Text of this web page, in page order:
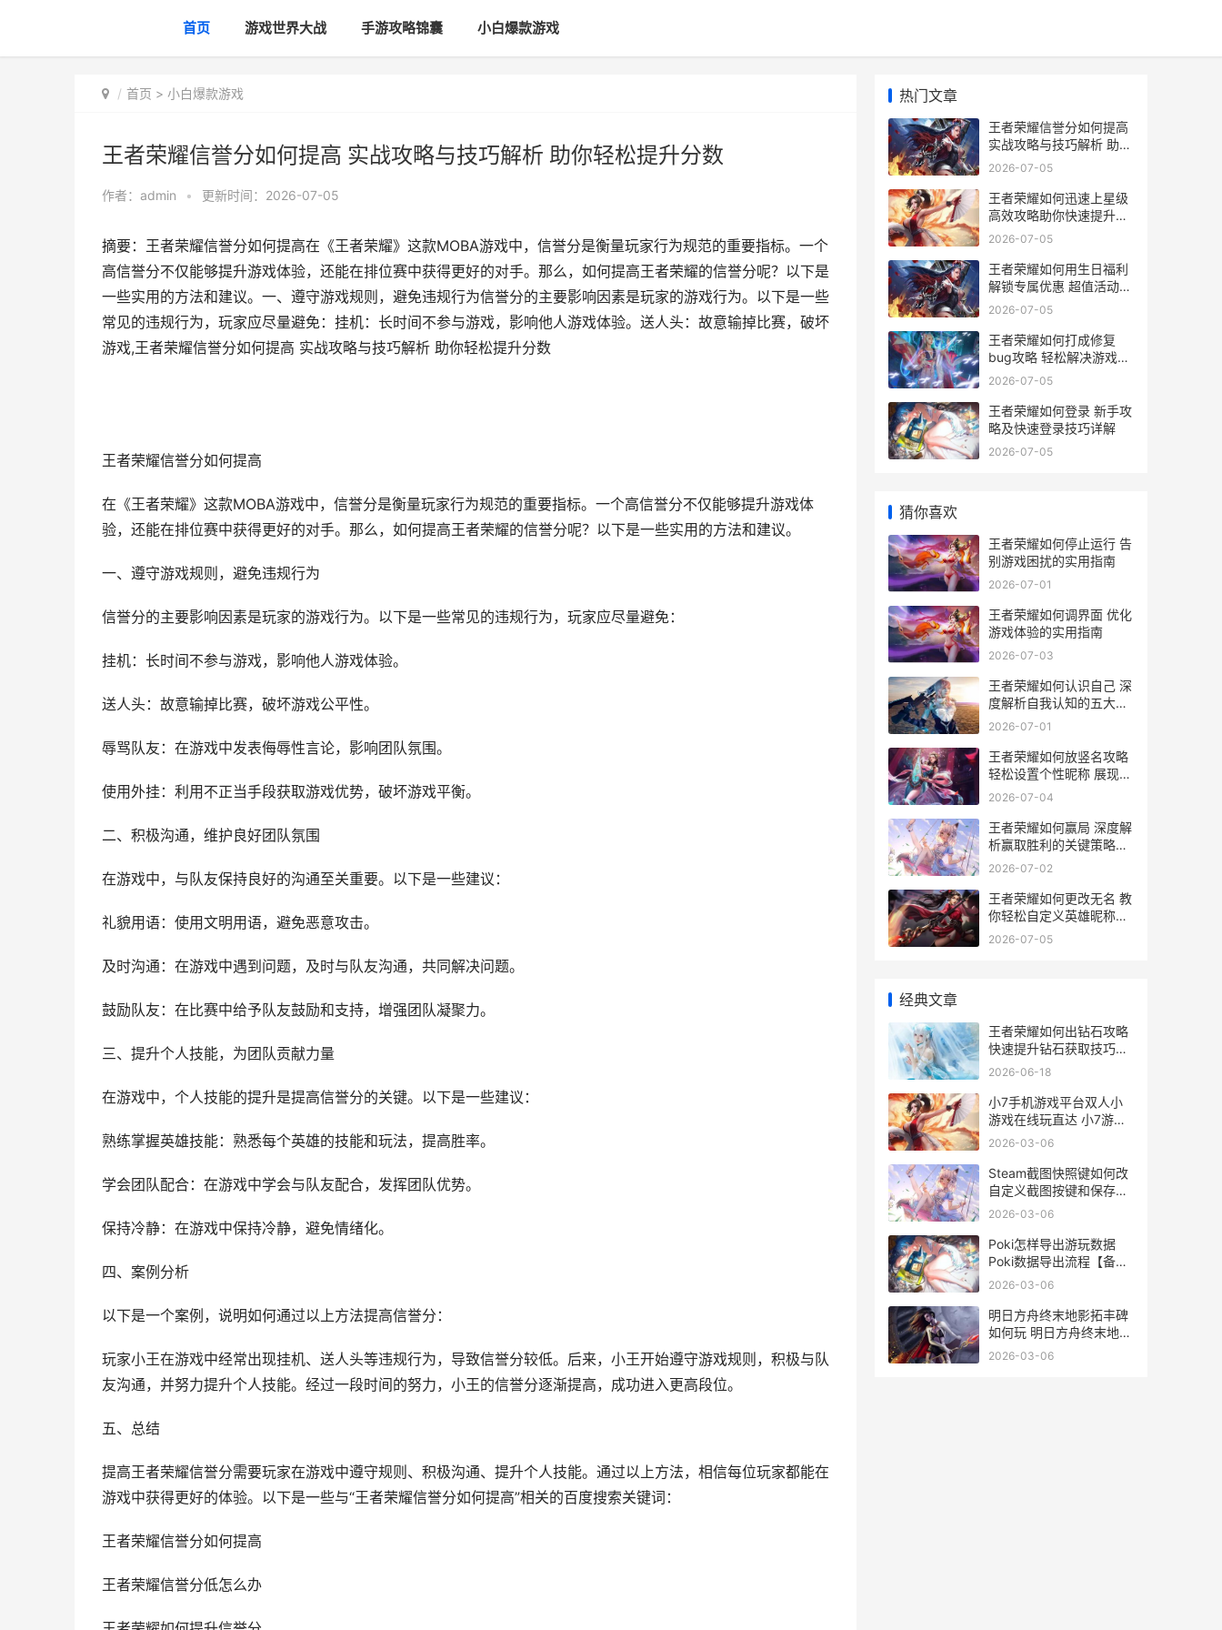
首页 游戏世界大战 手游攻略锦囊 小白爆款游戏
首页 > 小白爆款游戏
王者荣耀信誉分如何提高 实战攻略与技巧解析 助你轻松提升分数
作者： admin • 更新时间：2026-07-05
摘要：王者荣耀信誉分如何提高在《王者荣耀》这款MOBA游戏中，信誉分是衡量玩家行为规范的重要指标。一个
高信誉分不仅能够提升游戏体验，还能在排位赛中获得更好的对手。那么，如何提高王者荣耀的信誉分呢？以下是
一些实用的方法和建议。一、遵守游戏规则，避免违规行为信誉分的主要影响因素是玩家的游戏行为。以下是一些
常见的违规行为，玩家应尽量避免：挂机：长时间不参与游戏，影响他人游戏体验。送人头：故意输掉比赛，破坏
游戏,王者荣耀信誉分如何提高 实战攻略与技巧解析 助你轻松提升分数
王者荣耀信誉分如何提高
在《王者荣耀》这款MOBA游戏中，信誉分是衡量玩家行为规范的重要指标。一个高信誉分不仅能够提升游戏体
验，还能在排位赛中获得更好的对手。那么，如何提高王者荣耀的信誉分呢？以下是一些实用的方法和建议。
一、遵守游戏规则，避免违规行为
信誉分的主要影响因素是玩家的游戏行为。以下是一些常见的违规行为，玩家应尽量避免：
挂机：长时间不参与游戏，影响他人游戏体验。
送人头：故意输掉比赛，破坏游戏公平性。
辱骂队友：在游戏中发表侮辱性言论，影响团队氛围。
使用外挂：利用不正当手段获取游戏优势，破坏游戏平衡。
二、积极沟通，维护良好团队氛围
在游戏中，与队友保持良好的沟通至关重要。以下是一些建议：
礼貌用语：使用文明用语，避免恶意攻击。
及时沟通：在游戏中遇到问题，及时与队友沟通，共同解决问题。
鼓励队友：在比赛中给予队友鼓励和支持，增强团队凝聚力。
三、提升个人技能，为团队贡献力量
在游戏中，个人技能的提升是提高信誉分的关键。以下是一些建议：
熟练掌握英雄技能：熟悉每个英雄的技能和玩法，提高胜率。
学会团队配合：在游戏中学会与队友配合，发挥团队优势。
保持冷静：在游戏中保持冷静，避免情绪化。
四、案例分析
以下是一个案例，说明如何通过以上方法提高信誉分：
玩家小王在游戏中经常出现挂机、送人头等违规行为，导致信誉分较低。后来，小王开始遵守游戏规则，积极与队
友沟通，并努力提升个人技能。经过一段时间的努力，小王的信誉分逐渐提高，成功进入更高段位。
五、总结
提高王者荣耀信誉分需要玩家在游戏中遵守规则、积极沟通、提升个人技能。通过以上方法，相信每位玩家都能在
游戏中获得更好的体验。以下是一些与“王者荣耀信誉分如何提高”相关的百度搜索关键词：
王者荣耀信誉分如何提高
王者荣耀信誉分低怎么办
热门文章
王者荣耀信誉分如何提高
实战攻略与技巧解析 助你
轻松提升分数
2026-07-05
王者荣耀如何迅速上星级
高效攻略助你快速提升段
位技巧解析
2026-07-05
王者荣耀如何用生日福利
解锁专属优惠 超值活动攻
略解析
2026-07-05
王者荣耀如何打成修复
bug攻略 轻松解决游戏卡
顿与异常问题详解
2026-07-05
王者荣耀如何登录 新手攻
略及快速登录技巧详解
2026-07-05
猜你喜欢
王者荣耀如何停止运行 告
别游戏困扰的实用指南
2026-07-01
王者荣耀如何调界面 优化
游戏体验的实用指南
2026-07-03
王者荣耀如何认识自己 深
度解析自我认知的五大关
键要素
2026-07-01
王者荣耀如何放竖名攻略
轻松设置个性昵称 展现独
特魅力
2026-07-04
王者荣耀如何赢局 深度解
析赢取胜利的关键策略与
技巧
2026-07-02
王者荣耀如何更改无名 教
你轻松自定义英雄昵称技
巧指南
2026-07-05
经典文章
王者荣耀如何出钻石攻略
快速提升钻石获取技巧解
析
2026-06-18
小7手机游戏平台双人小
游戏在线玩直达 小7游戏
app
2026-03-06
Steam截图快照键如何改
自定义截图按键和保存途
径配置 steam截图快捷键
2026-03-06
Poki怎样导出游玩数据
Poki数据导出流程【备
份】 poki游戏中心
2026-03-06
明日方舟终末地影拓丰碑
如何玩 明日方舟终末地什
么时候上线
2026-03-06